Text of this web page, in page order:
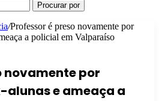
Procurar por
/Professor é preso novamente por
a policial em Valparaíso
novamente por
alunas e ameaça a